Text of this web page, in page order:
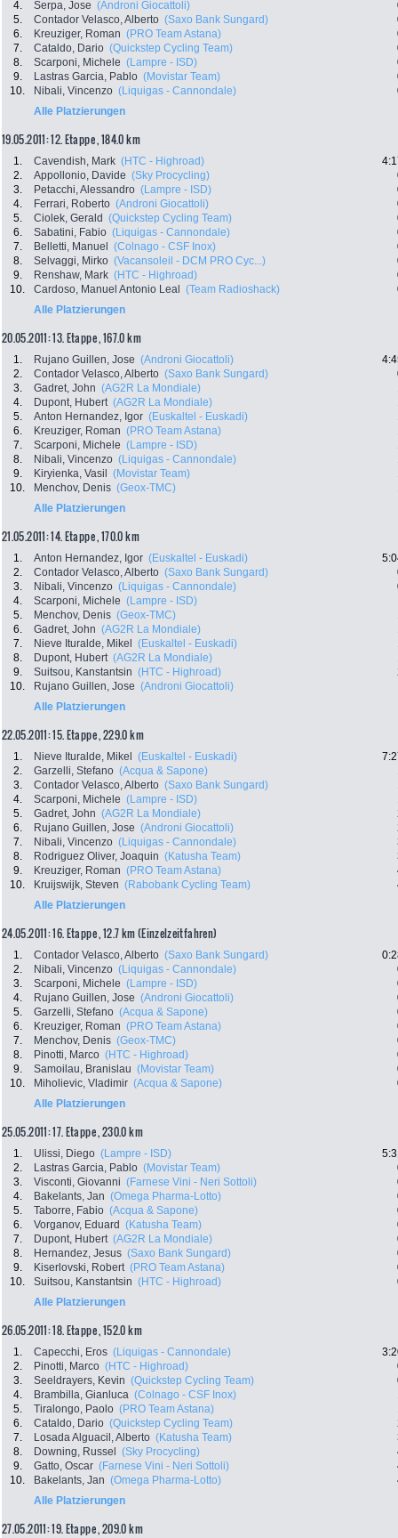
4. Serpa, Jose (Androni Giocattoli)
5.
Contador Velasco, Alberto (Saxo Bank Sungard)
6.
Kreuziger, Roman (PRO Team Astana)
7.
Cataldo, Dario (Quickstep Cycling Team)
8.
Scarponi, Michele (Lampre - ISD)
9.
Lastras Garcia, Pablo (Movistar Team)
10.
Nibali, Vincenzo (Liquigas - Cannondale)
Alle Platzierungen
19.05.2011: 12. Etappe , 184.0 km
1. Cavendish, Mark (HTC - Highroad)
2.
Appollonio, Davide (Sky Procycling)
3.
Petacchi, Alessandro (Lampre - ISD)
4.
Ferrari, Roberto (Androni Giocattoli)
5.
Ciolek, Gerald (Quickstep Cycling Team)
6.
Sabatini, Fabio (Liquigas - Cannondale)
7.
Belletti, Manuel (Colnago - CSF Inox)
8.
Selvaggi, Mirko (Vacansoleil - DCM PRO Cyc...)
9.
Renshaw, Mark (HTC - Highroad)
10.
Cardoso, Manuel Antonio Leal (Team Radioshack)
Alle Platzierungen
20.05.2011: 13. Etappe , 167.0 km
1. Rujano Guillen, Jose (Androni Giocattoli)
2.
Contador Velasco, Alberto (Saxo Bank Sungard)
3.
Gadret, John (AG2R La Mondiale)
4.
Dupont, Hubert (AG2R La Mondiale)
5.
Anton Hernandez, Igor (Euskaltel - Euskadi)
6.
Kreuziger, Roman (PRO Team Astana)
7.
Scarponi, Michele (Lampre - ISD)
8.
Nibali, Vincenzo (Liquigas - Cannondale)
9.
Kiryienka, Vasil (Movistar Team)
10.
Menchov, Denis (Geox-TMC)
Alle Platzierungen
21.05.2011: 14. Etappe , 170.0 km
1. Anton Hernandez, Igor (Euskaltel - Euskadi)
2.
Contador Velasco, Alberto (Saxo Bank Sungard)
3.
Nibali, Vincenzo (Liquigas - Cannondale)
4.
Scarponi, Michele (Lampre - ISD)
5.
Menchov, Denis (Geox-TMC)
6.
Gadret, John (AG2R La Mondiale)
7.
Nieve Ituralde, Mikel (Euskaltel - Euskadi)
8.
Dupont, Hubert (AG2R La Mondiale)
9.
Suitsou, Kanstantsin (HTC - Highroad)
10.
Rujano Guillen, Jose (Androni Giocattoli)
Alle Platzierungen
22.05.2011: 15. Etappe , 229.0 km
1. Nieve Ituralde, Mikel (Euskaltel - Euskadi)
2.
Garzelli, Stefano (Acqua & Sapone)
3.
Contador Velasco, Alberto (Saxo Bank Sungard)
4.
Scarponi, Michele (Lampre - ISD)
5.
Gadret, John (AG2R La Mondiale)
6.
Rujano Guillen, Jose (Androni Giocattoli)
7.
Nibali, Vincenzo (Liquigas - Cannondale)
8.
Rodriguez Oliver, Joaquin (Katusha Team)
9.
Kreuziger, Roman (PRO Team Astana)
10.
Kruijswijk, Steven (Rabobank Cycling Team)
Alle Platzierungen
24.05.2011: 16. Etappe , 12.7 km (Einzelzeitfahren)
1. Contador Velasco, Alberto (Saxo Bank Sungard)
2.
Nibali, Vincenzo (Liquigas - Cannondale)
3.
Scarponi, Michele (Lampre - ISD)
4.
Rujano Guillen, Jose (Androni Giocattoli)
5.
Garzelli, Stefano (Acqua & Sapone)
6.
Kreuziger, Roman (PRO Team Astana)
7.
Menchov, Denis (Geox-TMC)
8.
Pinotti, Marco (HTC - Highroad)
9.
Samoilau, Branislau (Movistar Team)
10.
Miholievic, Vladimir (Acqua & Sapone)
Alle Platzierungen
25.05.2011: 17. Etappe , 230.0 km
1. Ulissi, Diego (Lampre - ISD)
2.
Lastras Garcia, Pablo (Movistar Team)
3.
Visconti, Giovanni (Farnese Vini - Neri Sottoli)
4.
Bakelants, Jan (Omega Pharma-Lotto)
5.
Taborre, Fabio (Acqua & Sapone)
6.
Vorganov, Eduard (Katusha Team)
7.
Dupont, Hubert (AG2R La Mondiale)
8.
Hernandez, Jesus (Saxo Bank Sungard)
9.
Kiserlovski, Robert (PRO Team Astana)
10.
Suitsou, Kanstantsin (HTC - Highroad)
Alle Platzierungen
26.05.2011: 18. Etappe , 152.0 km
1. Capecchi, Eros (Liquigas - Cannondale)
2.
Pinotti, Marco (HTC - Highroad)
3.
Seeldrayers, Kevin (Quickstep Cycling Team)
4.
Brambilla, Gianluca (Colnago - CSF Inox)
5.
Tiralongo, Paolo (PRO Team Astana)
6.
Cataldo, Dario (Quickstep Cycling Team)
7.
Losada Alguacil, Alberto (Katusha Team)
8.
Downing, Russel (Sky Procycling)
9.
Gatto, Oscar (Farnese Vini - Neri Sottoli)
10.
Bakelants, Jan (Omega Pharma-Lotto)
Alle Platzierungen
27.05.2011: 19. Etappe , 209.0 km